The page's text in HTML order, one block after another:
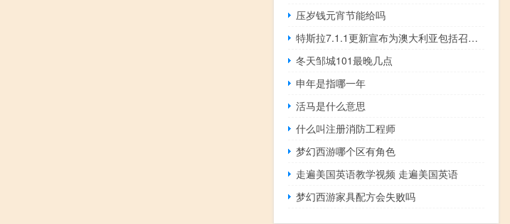
压岁钱元宵节能给吗
特斯拉7.1.1更新宣布为澳大利亚包括召唤自动泊车
冬天邹城101最晚几点
申年是指哪一年
活马是什么意思
什么叫注册消防工程师
梦幻西游哪个区有角色
走遍美国英语教学视频 走遍美国英语
梦幻西游家具配方会失败吗